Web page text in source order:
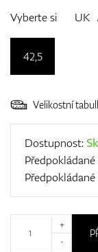
Vyberte si UK
42,5
Velikostní
Dostupnost:
+
-